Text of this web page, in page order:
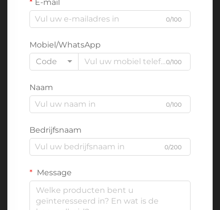
E-mail
0/100
Mobiel/WhatsApp
Code
0/100
Naam
0/100
Bedrijfsnaam
0/200
Message